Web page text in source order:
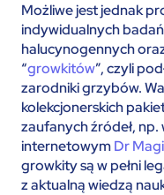
Możliwe jest jednak
indywidualnych
halucynogennych
“growkitów”, czyli
zarodniki grzybów.
kolekcjonerskich
zaufanych źródeł, np.
internetowymDr
growkity są w pełni
z aktualną wiedzą